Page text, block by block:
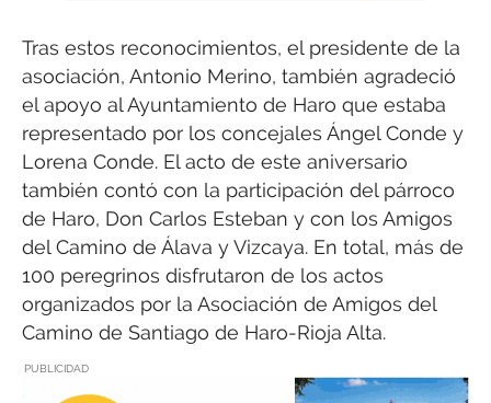
Tras estos reconocimientos, el presidente de la
asociación, Antonio Merino, también agradeció
el apoyo al Ayuntamiento de Haro que estaba
representado por los concejales Ángel Conde y
Lorena Conde. El acto de este aniversario
también contó con la participación del párroco
de Haro, Don Carlos Esteban y con los Amigos
del Camino de Álava y Vizcaya. En total, más de
100 peregrinos disfrutaron de los actos
organizados por la Asociación de Amigos del
Camino de Santiago de Haro-Rioja Alta.
PUBLICIDAD